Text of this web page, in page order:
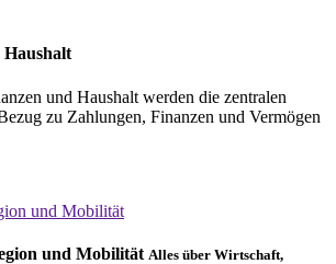
Haushalt
und Haushalt werden die zentralen
zu Zahlungen, Finanzen und Vermögen
und Mobilität
und Mobilität Alles über Wirtschaft,